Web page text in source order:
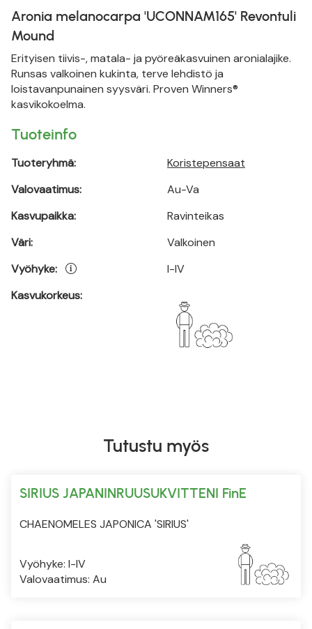
Aronia melanocarpa 'UCONNAM165' Revontuli
Mound
Erityisen tiivis-, matala- ja pyöreäkasvuinen aronialajike.
Runsas valkoinen kukinta, terve lehdistö ja
loistavanpunainen syysväri. Proven Winners®
kasvikokoelma.
Tuoteinfo
Tuoteryhmä:
Valovaatimus:
Kasvupaikka:
Väri:
Vyöhyke:
Kasvukorkeus:
Koristepensaat
Au-Va
Ravinteikas
Valkoinen
I-IV
Tutustu myös
SIRIUS JAPANINRUUSUKVITTENI FinE
CHAENOMELES JAPONICA 'SIRIUS'
Vyöhyke: I-IV
Valovaatimus: Au